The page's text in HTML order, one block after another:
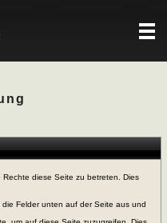
diese Seite zu betreten. Dies
Felder unten auf der Seite aus und